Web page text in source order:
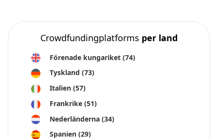
Crowdfundingplatforms per land
Förenade kungariket (74)
Tyskland (73)
Italien (57)
Frankrike (51)
Nederländerna (34)
Spanien (29)